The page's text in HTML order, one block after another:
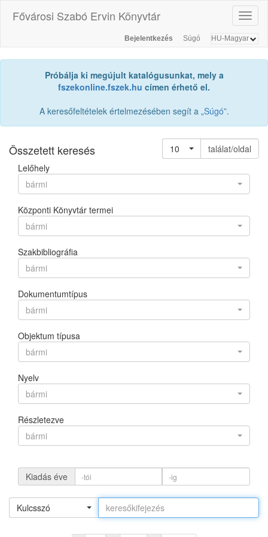
Fővárosi Szabó Ervin Könyvtár
Bejelentkezés Súgó
Próbálja ki megújult katalógusunkat, mely a
fszekonline.fszek.hu címen érhető el.
A keresőfeltételek értelmezésében segít a „Súgó”.
Összetett keresés 10
találat/oldal
Lelőhely
bármi
Központi Könyvtár termei
bármi
Szakbibliográfia
bármi
Dokumentumtípus
bármi
Objektum típusa
bármi
Nyelv
bármi
Részletezve
bármi
Kiadás éve
Kulcsszó